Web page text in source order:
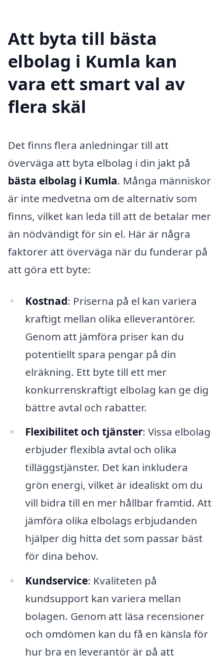
Att byta till bästa
elbolag i Kumla kan
vara ett smart val av
flera skäl
Det finns flera anledningar till att
överväga att byta elbolag i din jakt på
bästa elbolag i Kumla. Många människor
är inte medvetna om de alternativ som
finns, vilket kan leda till att de betalar mer
än nödvändigt för sin el. Här är några
faktorer att överväga när du funderar på
att göra ett byte:
Kostnad: Priserna på el kan variera
kraftigt mellan olika elleverantörer.
Genom att jämföra priser kan du
potentiellt spara pengar på din
elräkning. Ett byte till ett mer
konkurrenskraftigt elbolag kan ge dig
bättre avtal och rabatter.
Flexibilitet och tjänster: Vissa elbolag
erbjuder flexibla avtal och olika
tilläggstjänster. Det kan inkludera
grön energi, vilket är idealiskt om du
vill bidra till en mer hållbar framtid. Att
jämföra olika elbolags erbjudanden
hjälper dig hitta det som passar bäst
för dina behov.
Kundservice: Kvaliteten på
kundsupport kan variera mellan
bolagen. Genom att läsa recensioner
och omdömen kan du få en känsla för
hur bra en leverantör är på att